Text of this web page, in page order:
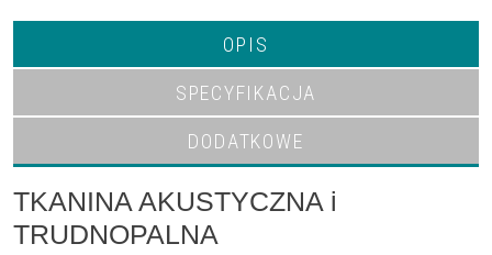
OPIS
SPECYFIKACJA
DODATKOWE
TKANINA AKUSTYCZNA i
TRUDNOPALNA